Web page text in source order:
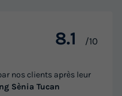
€
comparaison
d'économie
8.1 /10
nos clients après leur
Sènia Tucan